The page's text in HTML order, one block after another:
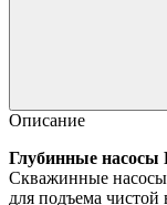
Описание
Глубинные
Скважинные
для подъема